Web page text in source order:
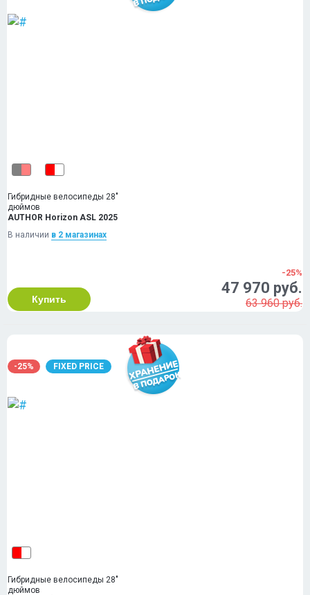
Гибридные велосипеды 28"
дюймов
AUTHOR Horizon ASL 2025
В наличии в 2 магазинах
Купить
-25%
47 970 руб.
63 960 руб.
-25% FIXED PRICE
Гибридные велосипеды 28"
дюймов